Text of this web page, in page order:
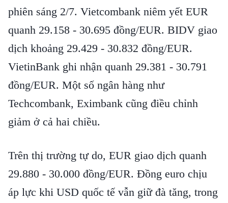
phiên sáng 2/7. Vietcombank niêm yết EUR
quanh 29.158 - 30.695 đồng/EUR. BIDV giao
dịch khoảng 29.429 - 30.832 đồng/EUR.
VietinBank ghi nhận quanh 29.381 - 30.791
đồng/EUR. Một số ngân hàng như
Techcombank, Eximbank cũng điều chỉnh
giảm ở cả hai chiều.
Trên thị trường tự do, EUR giao dịch quanh
29.880 - 30.000 đồng/EUR. Đồng euro chịu
áp lực khi USD quốc tế vẫn giữ đà tăng, trong